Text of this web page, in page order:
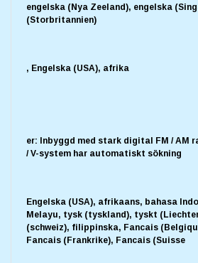
engelska (Nya Zeeland), engelska
(Storbritannien)
, Engelska (USA), afrika
er: Inbyggd med stark digital FM / AM
/ V-system har automatiskt sökning
Engelska (USA), afrikaans, bahasa
Melayu, tysk (tyskland), tyskt
(schweiz), filippinska, Fancais
Fancais (Frankrike), Fancais (Suisse